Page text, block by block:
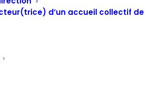
d’un accueil collectif de